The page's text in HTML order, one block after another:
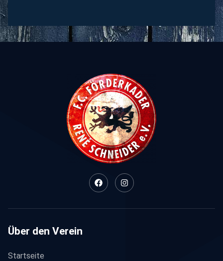
Über den Verein
Startseite